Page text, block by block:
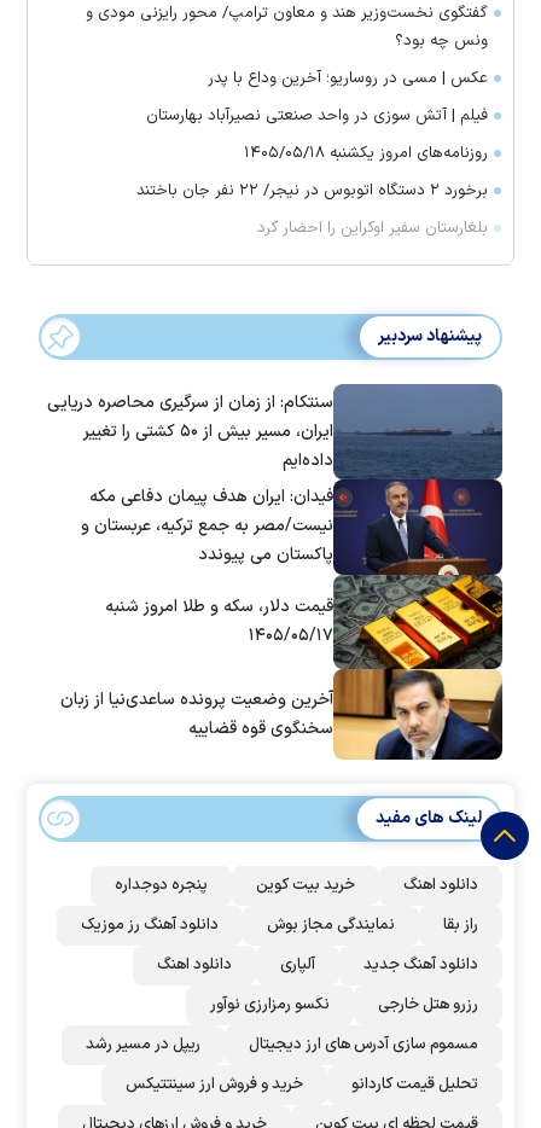
گفتگوی نخست‌وزیر هند و معاون ترامپ/ محور رایزنی مودی و
ونس چه بود؟
عکس | مسی در روساریو؛ آخرین وداع با پدر
فیلم | آتش سوزی در واحد صنعتی نصیرآباد بهارستان
روزنامه‌های امروز یکشنبه ۱۴۰۵/۰۵/۱۸
برخورد ۲ دستگاه اتوبوس در نیجر/ ۲۲ نفر جان باختند
بلغارستان سفیر اوکراین را احضار کرد
پیشنهاد سردبیر
سنتکام: از زمان از سرگیری محاصره دریایی
ایران، مسیر بیش از ۵۰ کشتی را تغییر
داده‌ایم
فیدان: ایران هدف پیمان دفاعی مکه
نیست/مصر به جمع ترکیه، عربستان و
پاکستان می پیوندد
قیمت دلار، سکه و طلا امروز شنبه
۱۴۰۵/۰۵/۱۷
آخرین وضعیت پرونده ساعدی‌نیا از زبان
سخنگوی قوه قضاییه
لینک های مفید
دانلود اهنگ خرید بیت کوین
پنجره دوجداره
راز بقا
نمایندگی مجاز بوش
دانلود آهنگ رز‌ موزیک
دانلود آهنگ جدید
آلپاری
دانلود اهنگ
رزرو هتل خارجی
نکسو رمزارزی نوآور
مسموم سازی آدرس های ارز دیجیتال
ریپل در مسیر رشد
تحلیل قیمت کاردانو
خرید و فروش ارز سینتتیکس